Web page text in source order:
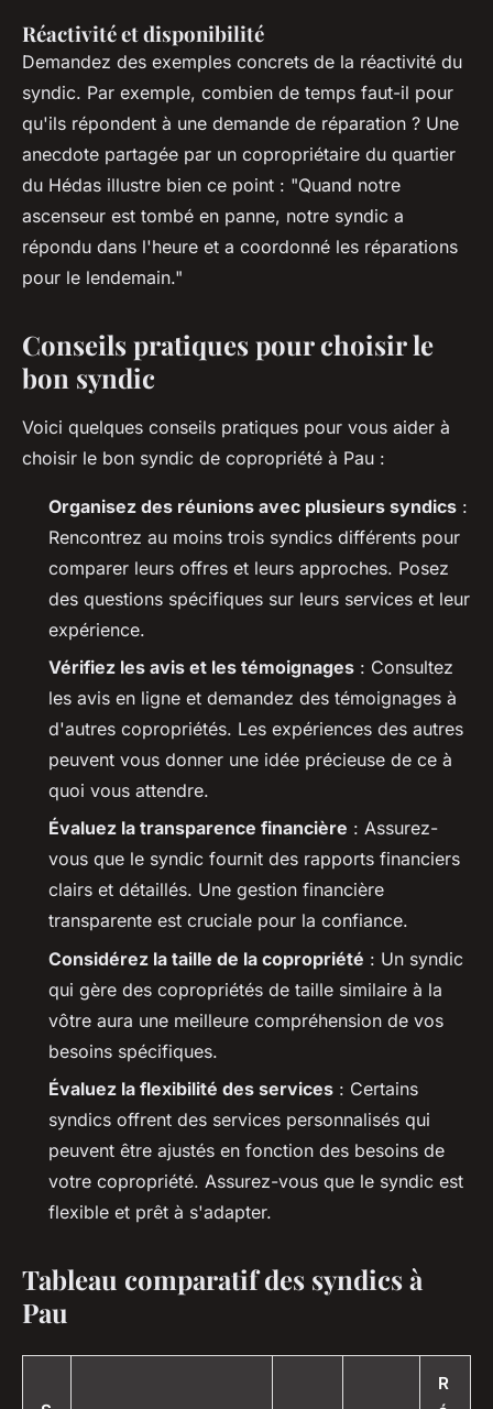
Réactivité et disponibilité
Demandez des exemples concrets de la réactivité du
syndic. Par exemple, combien de temps faut-il pour
qu'ils répondent à une demande de réparation ? Une
anecdote partagée par un copropriétaire du quartier
du Hédas illustre bien ce point : "Quand notre
ascenseur est tombé en panne, notre syndic a
répondu dans l'heure et a coordonné les réparations
pour le lendemain."
Conseils pratiques pour choisir le
bon syndic
Voici quelques conseils pratiques pour vous aider à
choisir le bon syndic de copropriété à Pau :
Organisez des réunions avec plusieurs syndics :
Rencontrez au moins trois syndics différents pour
comparer leurs offres et leurs approches. Posez
des questions spécifiques sur leurs services et leur
expérience.
Vérifiez les avis et les témoignages : Consultez
les avis en ligne et demandez des témoignages à
d'autres copropriétés. Les expériences des autres
peuvent vous donner une idée précieuse de ce à
quoi vous attendre.
Évaluez la transparence financière : Assurez-
vous que le syndic fournit des rapports financiers
clairs et détaillés. Une gestion financière
transparente est cruciale pour la confiance.
Considérez la taille de la copropriété : Un syndic
qui gère des copropriétés de taille similaire à la
vôtre aura une meilleure compréhension de vos
besoins spécifiques.
Évaluez la flexibilité des services : Certains
syndics offrent des services personnalisés qui
peuvent être ajustés en fonction des besoins de
votre copropriété. Assurez-vous que le syndic est
flexible et prêt à s'adapter.
Tableau comparatif des syndics à
Pau
R